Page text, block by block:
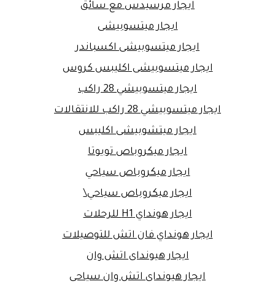
ايجار مرسيدس مع سائق
ايجار ميتسوبيشى
ايجار ميتسوبيشى اكسباندر
ايجار ميتسوبيشى اكليبس كروس
ايجار ميتسوبيشي 28 راكب
ايجار ميتسوبيشي 28 راكب للانتقالات
ايجار ميتشوبيشى اكليبس
ايجار ميكروباص تويوتا
ايجار ميكروباص سياحي
ايجار ميكروباص سياحي\
ايجار هونداي H1 للرحلات
ايجار هونداي فان اتش للتوصيلات
ايجار هيونداى اتش وان
ايجار هيونداى اتش وان سياحى